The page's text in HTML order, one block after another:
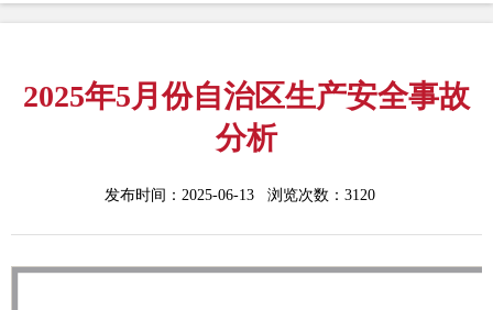
2025年5月份自治区生产安全事故
分析
发布时间：2025-06-13 浏览次数： 3120